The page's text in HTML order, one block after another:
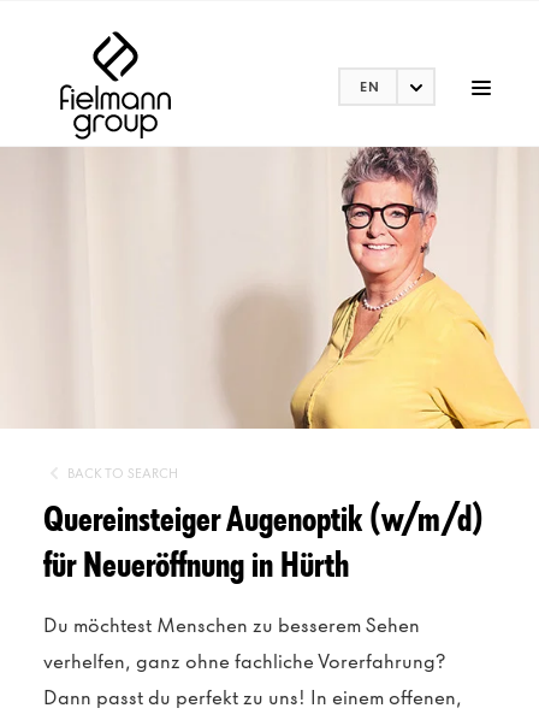
EN
BACK TO SEARCH
Quereinsteiger Augenoptik (w/m/d)
für Neueröffnung in Hürth
Du möchtest Menschen zu besserem Sehen
verhelfen, ganz ohne fachliche Vorerfahrung?
Dann passt du perfekt zu uns! In einem offenen,